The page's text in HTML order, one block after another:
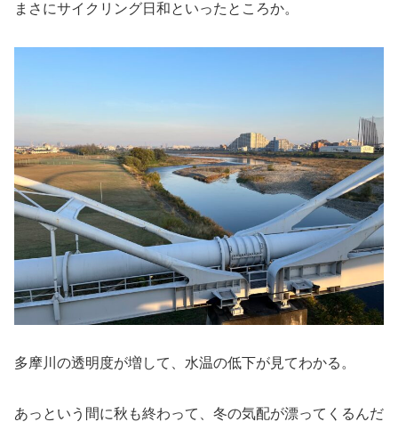
まさにサイクリング日和といったところか。
多摩川の透明度が増して、水温の低下が見てわかる。
あっという間に秋も終わって、冬の気配が漂ってくるんだ